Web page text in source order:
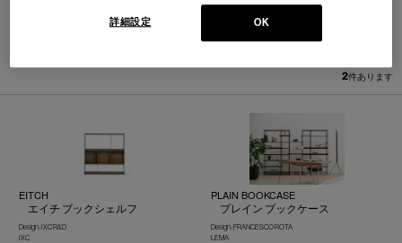
2件あります
EITCH
エイチ ブックシェルフ
Design : IXC R&D
IXC
PLAIN BOOKCASE
プレイン ブックケース
Design : FRANCESCO ROTA
LEMA
OK
詳細設定